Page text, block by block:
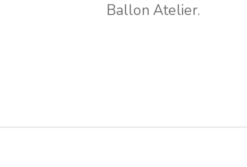
Ballon Atelier.